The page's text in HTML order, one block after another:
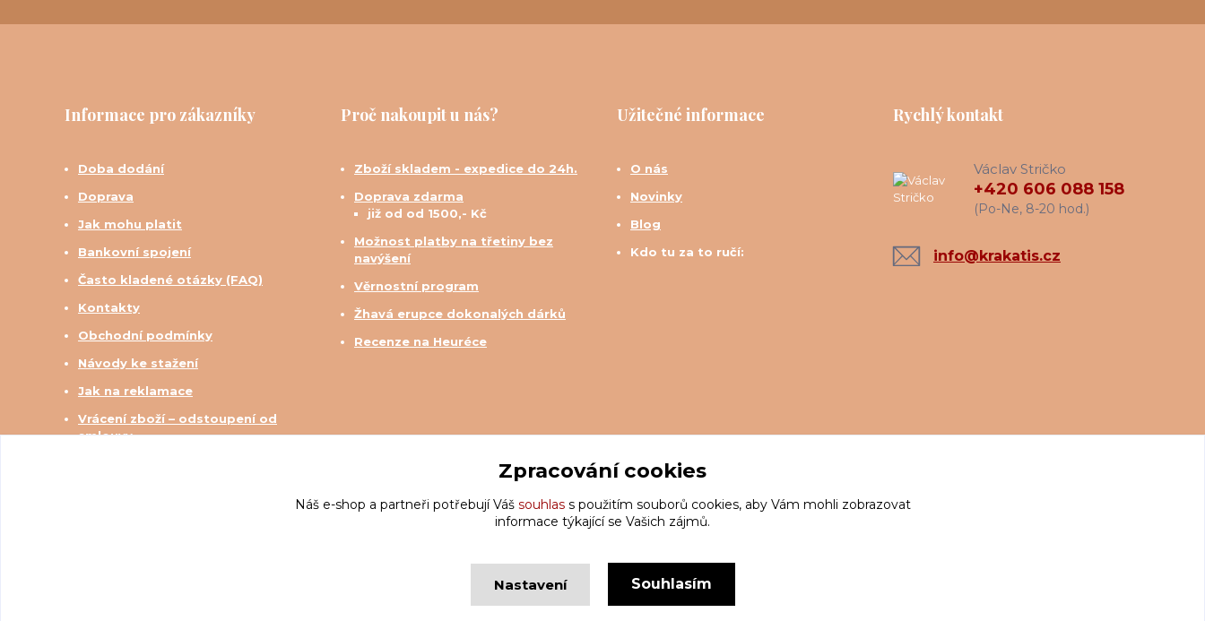
Informace pro zákazníky
Doba dodání
Doprava
Jak mohu platit
Bankovní spojení
Často kladené otázky (FAQ)
Kontakty
Obchodní podmínky
Návody ke stažení
Jak na reklamace
Vrácení zboží – odstoupení od
smlouvy
Proč nakoupit u nás?
Zboží skladem - expedice do 24h.
Doprava zdarma
již od od 1500,- Kč
Možnost platby na třetiny bez
navýšení
Věrnostní program
Žhavá erupce dokonalých dárků
Recenze na Heuréce
Užitečné informace
O nás
Novinky
Blog
Kdo tu za to ručí:
Rychlý kontakt
Václav Stričko
+420 606 088 158
(Po-Ne, 8-20 hod.)
info@krakatis.cz
Zpracování cookies
Náš e-shop a partneři potřebují Váš souhlass použitím souborů cookies, aby Vám mohli zobrazovat
informace týkající se Vašich zájmů.
Nastavení Souhlasím